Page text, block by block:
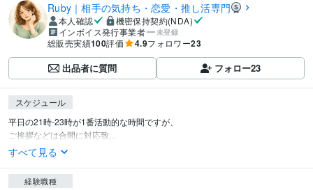
Ruby｜相手の気持ち・恋愛・推し活専門
本人確認
機密保持契約(NDA)
インボイス発行事業者
未登録
総販売実績100評価 4.9フォロワー23
出品者に質問 フォロー23
スケジュール
平日の21時-23時が1番活動的な時間ですが、
ご挨拶などは合間に対応致...
すべて見る
経験職種